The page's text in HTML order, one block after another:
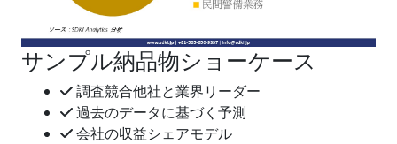
サンプル納品物ショーケース
調査競合他社と業界リーダー
過去のデータに基づく予測
会社の収益シェアモデル